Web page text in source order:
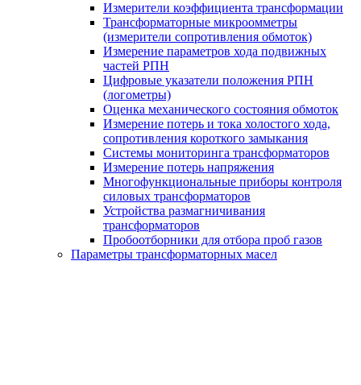
Измерители коэффициента трансформации
Трансформаторные микроомметры
(измерители сопротивления обмоток)
Измерение параметров хода подвижных
частей РПН
Цифровые указатели положения РПН
(логометры)
Оценка механического состояния обмоток
Измерение потерь и тока холостого хода,
сопротивления короткого замыкания
Системы мониторинга трансформаторов
Измерение потерь напряжения
Многофункциональные приборы контроля
силовых трансформаторов
Устройства размагничивания
трансформаторов
Пробоотборники для отбора проб газов
Параметры трансформаторных масел